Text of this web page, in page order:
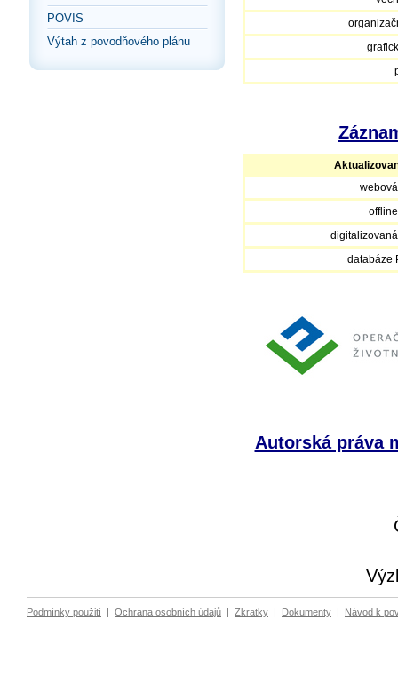
POVIS
Výtah z povodňového plánu
databáze
Autorská práva
Podmínky použití | Ochrana osobních údajů | Zkratky | Dokumenty | Návod k